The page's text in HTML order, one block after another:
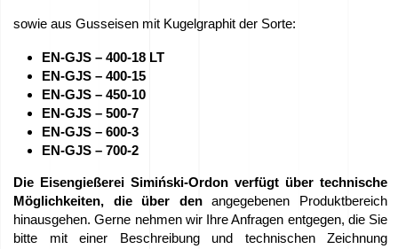
sich
Geräte
zum
Verkauf
EU-
Zuschüsse
sowie aus Gusseisen mit Kugelgraphit der Sorte:
EN-GJS – 400-18 LT
EN-GJS – 400-15
EN-GJS – 450-10
EN-GJS – 500-7
EN-GJS – 600-3
EN-GJS – 700-2
Die Eisengießerei Simiński-Ordon verfügt über technische
Möglichkeiten, die über denangegebenen Produktbereich
hinausgehen. Gerne nehmen wir Ihre Anfragen entgegen, die Sie
bitte mit einer Beschreibung und technischen Zeichnung